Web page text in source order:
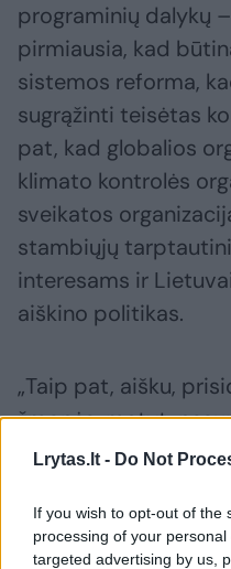
Lrytas.lt - Do Not
If you wish to opt-out of the
processing of your
targeted advertising by us,
programinių dalykų
pirmiausia, kad
sistemos reforma,
sugrąžinti teisėtas
pat, kad globalios
klimato kontrolės
sveikatos
stambiųjų
interesams ir
aiškino politikas.
„Taip pat, aišku,
žmonės, matyt,
Vėgėle ėjimo į
Lietuvos valstiečių
padariau tokį